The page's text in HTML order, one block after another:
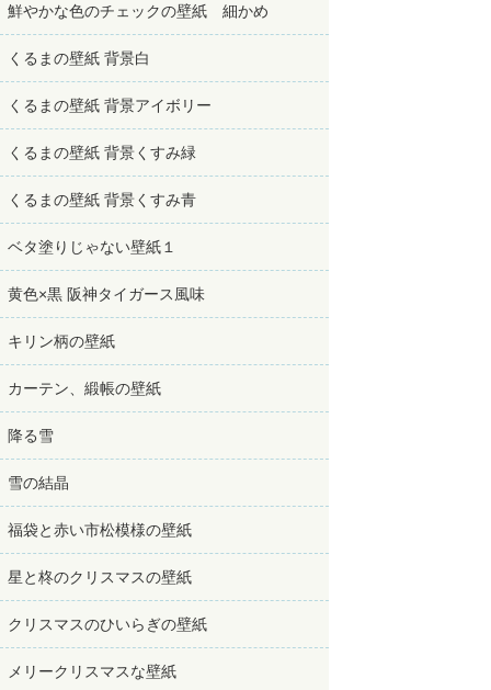
鮮やかな色のチェックの壁紙 細かめ
くるまの壁紙 背景白
くるまの壁紙 背景アイボリー
くるまの壁紙 背景くすみ緑
くるまの壁紙 背景くすみ青
ベタ塗りじゃない壁紙１
黄色×黒 阪神タイガース風味
キリン柄の壁紙
カーテン、緞帳の壁紙
降る雪
雪の結晶
福袋と赤い市松模様の壁紙
星と柊のクリスマスの壁紙
クリスマスのひいらぎの壁紙
メリークリスマスな壁紙